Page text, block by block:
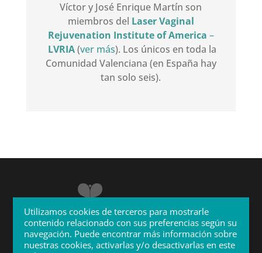
Víctor y José Enrique Martín son
miembros del Laser Vaginal
Rejuvenation Institute of America –
LVRIA(ver más). Los únicos en toda la
Comunidad Valenciana (en España hay
tan solo seis).
Utilizamos cookies de terceros para mostrarle
contenido relacionado con sus preferencias según su
navegación. Puede encontrar más información sobre
nuestras cookies, activarlas y/o desactivarlas en este